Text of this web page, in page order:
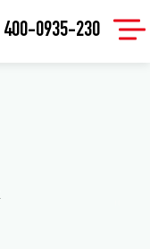
400-0935-230